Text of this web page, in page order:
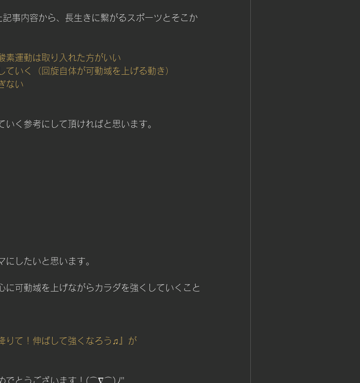
事内容から、長生きに繫がるスポーツとそこか
素運動は取り入れた方がいい
ていく（回旋自体が可動域を上げる動き）
ない
く参考にして頂ければと思います。
したいと思います。
に可動域を上げながらカラダを強くしていくこと
りて！伸ばして強くなろう♫』が
めでとうございます！(⌒∇⌒)ﾉ"